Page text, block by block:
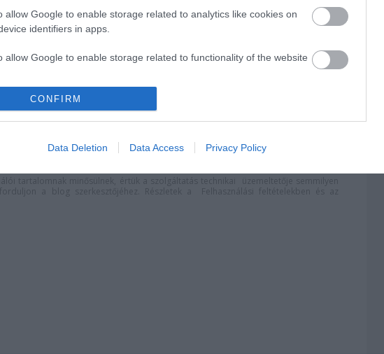
allow Google to enable storage related to analytics like cookies on
identifiers in apps.
allow Google to enable storage related to functionality of the website
allow Google to enable storage related to personalization.
functionality and fraud prevention, and other user protection.
CONFIRM
Data Deletion Data Access Privacy Policy
kilenc
készül a
Pénteken ismét online